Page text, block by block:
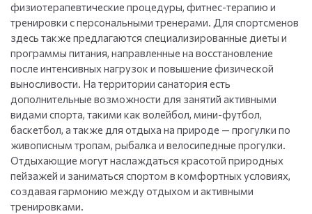
физиотерапевтические процедуры, фитнес-терапию и
тренировки с персональными тренерами. Для спортсменов
здесь также предлагаются специализированные диеты и
программы питания, направленные на восстановление
после интенсивных нагрузок и повышение физической
выносливости. На территории санатория есть
дополнительные возможности для занятий активными
видами спорта, такими как волейбол, мини-футбол,
баскетбол, а также для отдыха на природе — прогулки по
живописным тропам, рыбалка и велосипедные прогулки.
Отдыхающие могут наслаждаться красотой природных
пейзажей и заниматься спортом в комфортных условиях,
создавая гармонию между отдыхом и активными
тренировками.